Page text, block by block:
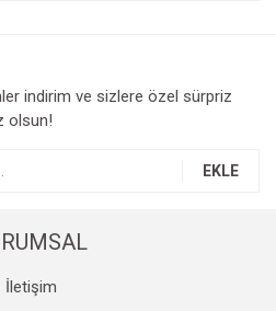
veya görüntülenemiyor.
bilgiler bulunuyor.
indirim ve sizlere özel sürpriz
olsun!
EKLE
İletişim